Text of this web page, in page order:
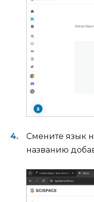
Смените язык
названию